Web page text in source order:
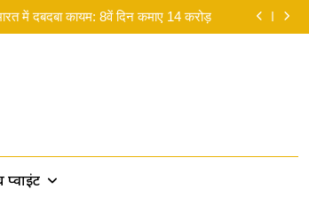
‘रामायण’ की रिलीज डेट पर लगी मुहर
हुड्डा, पानी में उतरकर बांटी राहत सामग्री
हुड्डा, पानी में उतरकर बांटी राहत सामग्री